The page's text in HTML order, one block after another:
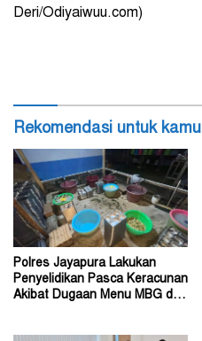
Deri/Odiyaiwuu.com)
Rekomendasi untuk kamu
Polres Jayapura Lakukan
Penyelidikan Pasca Keracunan
Akibat Dugaan Menu MBG di